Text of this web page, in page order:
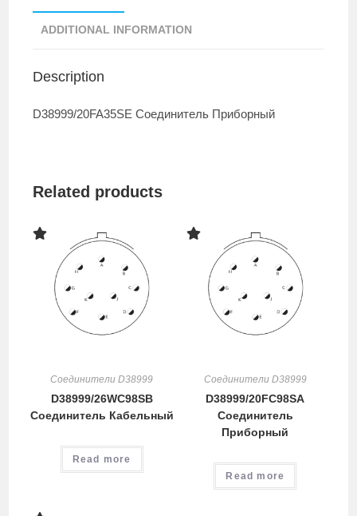
ADDITIONAL INFORMATION
Description
D38999/20FA35SE Соединитель Приборный
Related products
Соединители D38999
D38999/26WC98SB
Соединитель Кабельный
Read more
Соединители D38999
D38999/20FC98SA
Соединитель
Приборный
Read more